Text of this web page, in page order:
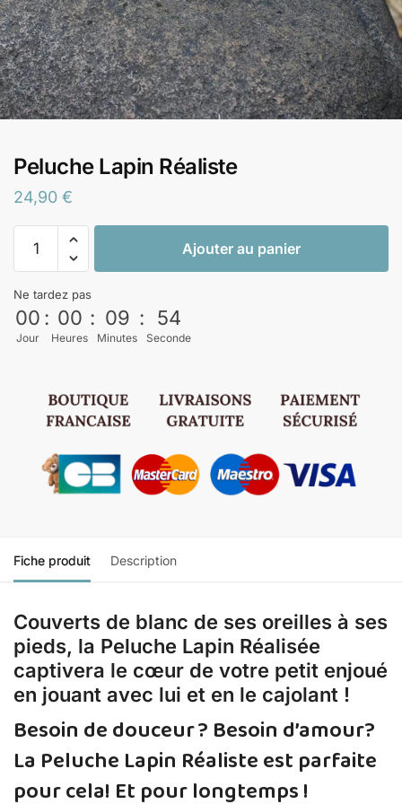
Peluche Lapin Réaliste
24,90 €
Ajouter au panier
Ne tardez pas
00
Jour
: 00
Heures
: 09
Minutes
: 53
Seconde
Fiche produit Description
Couverts de blanc de ses oreilles à ses
pieds, la Peluche Lapin Réalisée
captivera le cœur de votre petit enjoué
en jouant avec lui et en le cajolant !
Besoin de douceur ? Besoin d’amour?
La Peluche Lapin Réaliste est parfaite
pour cela! Et pour longtemps !